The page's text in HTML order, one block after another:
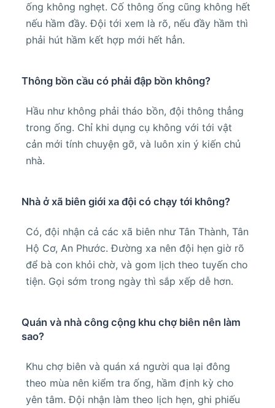
ống không nghẹt. Cố thông ống cũng không hết
nếu hầm đầy. Đội tới xem là rõ, nếu đầy hầm thì
phải hút hầm kết hợp mới hết hẳn.
Thông bồn cầu có phải đập bồn không?
Hầu như không phải tháo bồn, đội thông thẳng
trong ống. Chỉ khi dụng cụ không với tới vật
cản mới tính chuyện gỡ, và luôn xin ý kiến chủ
nhà.
Nhà ở xã biên giới xa đội có chạy tới không?
Có, đội nhận cả các xã biên như Tân Thành, Tân
Hộ Cơ, An Phước. Đường xa nên đội hẹn giờ rõ
để bà con khỏi chờ, và gom lịch theo tuyến cho
tiện. Gọi sớm trong ngày thì sắp xếp dễ hơn.
Quán và nhà công cộng khu chợ biên nên làm
sao?
Khu chợ biên và quán xá người qua lại đông
theo mùa nên kiểm tra ống, hầm định kỳ cho
yên tâm. Đội nhận làm theo lịch hẹn, ghi phiếu